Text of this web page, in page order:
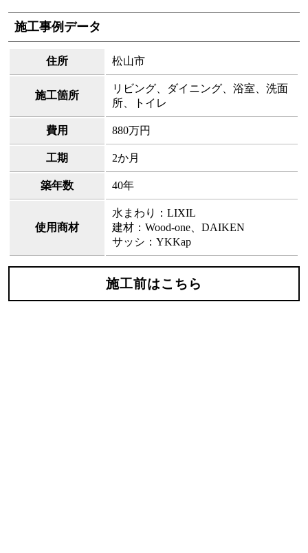
施工事例データ
住所 松山市
施工箇所
リビング、ダイニング、浴室、洗面
所、トイレ
費用 880万円
工期 2か月
築年数 40年
使用商材
水まわり：LIXIL
建材：Wood-one、DAIKEN
サッシ：YKKap
施工前はこちら